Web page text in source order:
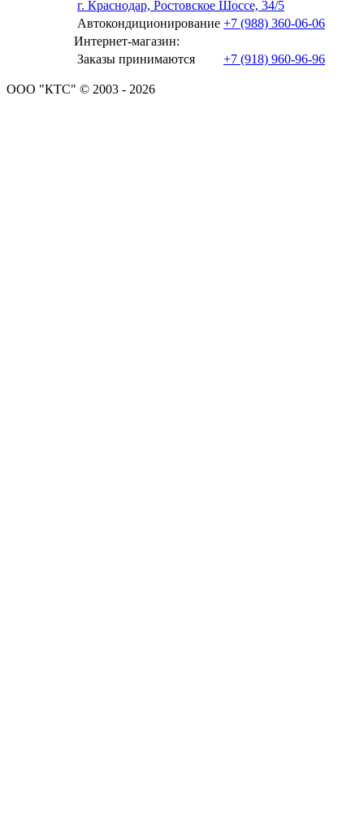
г. Краснодар, Ростовское Шоссе, 34/5
Автокондиционирование +7 (988) 360-06-06
Интернет-магазин:
Заказы принимаются
+7 (918) 960-96-96
ООО "КТС" © 2003 - 2026